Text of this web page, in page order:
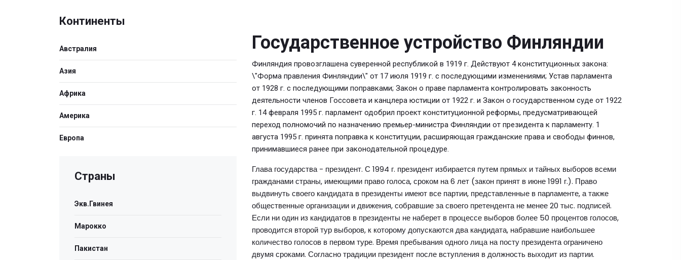
Государственное устройство Финляндии
Финляндия провозглашена суверенной республикой в 1919 г. Действуют 4 конституционных закона:
\"Форма правления Финляндии\" от 17 июля 1919 г. с последующими изменениями; Устав парламента
от 1928 г. с последующими поправками; Закон о праве парламента контролировать законность
деятельности членов Госсовета и канцлера юстиции от 1922 г. и Закон о государственном суде от 1922
г. 14 февраля 1995 г. парламент одобрил проект конституционной реформы, предусматривающей
переход полномочий по назначению премьер-министра Финляндии от президента к парламенту. 1
августа 1995 г. принята поправка к конституции, расширяющая гражданские права и свободы финнов,
принимавшиеся ранее при законодательной процедуре.
Глава государства - президент. С 1994 г. президент избирается путем прямых и тайных выборов всеми
гражданами страны, имеющими право голоса, сроком на 6 лет (закон принят в июне 1991 г.). Право
выдвинуть своего кандидата в президенты имеют все партии, представленные в парламенте, а также
общественные организации и движения, собравшие за своего претендента не менее 20 тыс. подписей.
Если ни один из кандидатов в президенты не наберет в процессе выборов более 50 процентов голосов,
проводится второй тур выборов, к которому допускаются два кандидата, набравшие наибольшее
количество голосов в первом туре. Время пребывания одного лица на посту президента ограничено
двумя сроками. Согласно традиции президент после вступления в должность выходит из партии.
Континенты
Австралия
Азия
Африка
Америка
Европа
Страны
Экв.Гвинея
Марокко
Пакистан